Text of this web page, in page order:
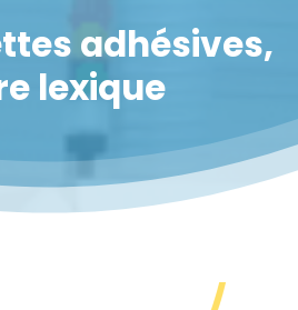
adhésives,
lexique